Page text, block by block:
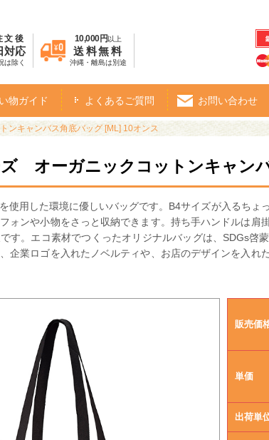
文後
対応
は除く
10,000円 以上
送料無料
沖縄・離島は別途
物ガイド よくあるご質問 お問い合わせ
ンキャンバス角底バッグ [ML] 10オンス
オーガニックコットンキャン
使用した環境に優しいバッグです。B4サイズが入るちょ
ォンや小物をさっと収納できます。持ち手ハンドルは肩
す。エコ素材でつくったオリジナルバッグは、SDGs啓
企業ロゴを入れたノベルティや、お店のデザインを入れ
販売価
単価
出荷単